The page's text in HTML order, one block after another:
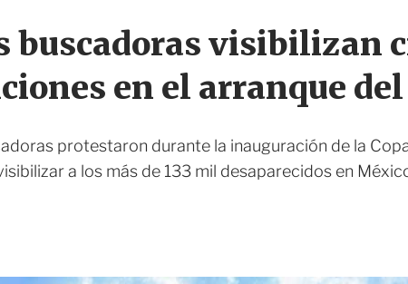
buscadoras visibilizan
en el arranque
protestaron durante la inauguración de la
a los más de 133 mil desaparecidos en